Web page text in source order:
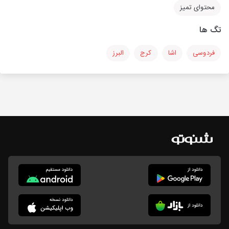
محتوای تمیز
تگ ها
فردوسی اشا کرج البرز